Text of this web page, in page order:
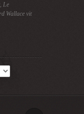
Le
Wallace vit